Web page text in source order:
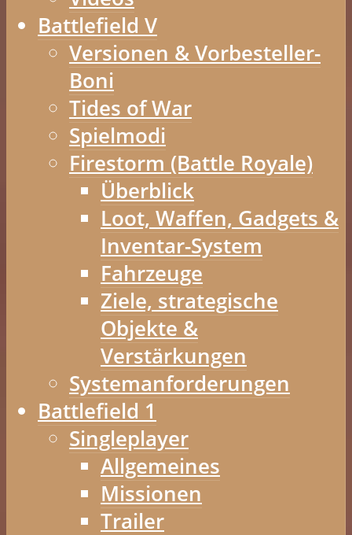
Battlefield V
Versionen & Vorbesteller-
Boni
Tides of War
Spielmodi
Firestorm (Battle Royale)
Überblick
Loot, Waffen, Gadgets &
Inventar-System
Fahrzeuge
Ziele, strategische
Objekte &
Verstärkungen
Systemanforderungen
Battlefield 1
Singleplayer
Allgemeines
Missionen
Trailer